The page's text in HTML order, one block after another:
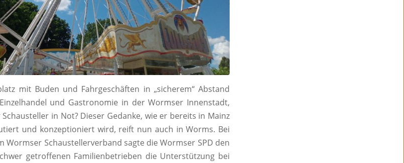
mit Buden und Fahrgeschäften in „sicherem“ Abstand
und Gastronomie in der Wormser Innenstadt,
in Not? Dieser Gedanke, wie er bereits in Mainz
und konzeptioniert wird, reift nun auch in Worms. Bei
Wormser Schaustellerverband sagte die Wormser SPD den
getroffenen Familienbetrieben die Unterstützung bei